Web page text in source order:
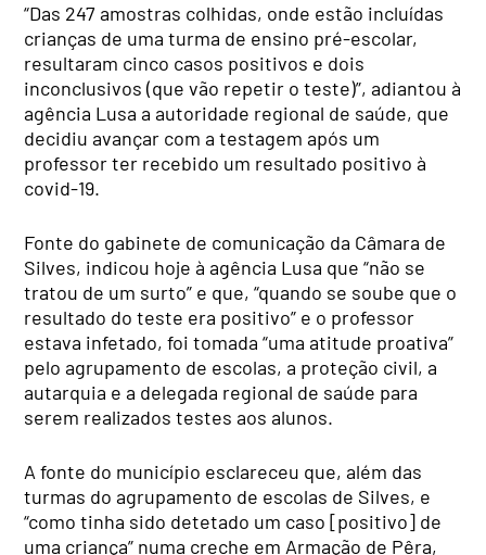
“Das 247 amostras colhidas, onde estão incluídas
crianças de uma turma de ensino pré-escolar,
resultaram cinco casos positivos e dois
inconclusivos (que vão repetir o teste)”, adiantou à
agência Lusa a autoridade regional de saúde, que
decidiu avançar com a testagem após um
professor ter recebido um resultado positivo à
covid-19.
Fonte do gabinete de comunicação da Câmara de
Silves, indicou hoje à agência Lusa que “não se
tratou de um surto” e que, “quando se soube que o
resultado do teste era positivo” e o professor
estava infetado, foi tomada “uma atitude proativa”
pelo agrupamento de escolas, a proteção civil, a
autarquia e a delegada regional de saúde para
serem realizados testes aos alunos.
A fonte do município esclareceu que, além das
turmas do agrupamento de escolas de Silves, e
“como tinha sido detetado um caso [positivo] de
uma criança” numa creche em Armação de Pêra,